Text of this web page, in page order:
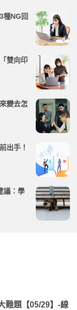
種NG回
雙向印
變去怎
出手！
議：學
難題【05/29】-線